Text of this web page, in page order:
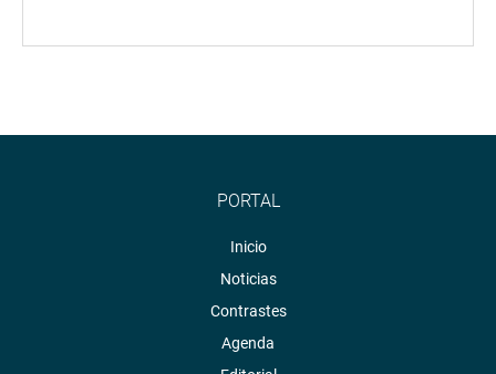
PORTAL
Inicio
Noticias
Contrastes
Agenda